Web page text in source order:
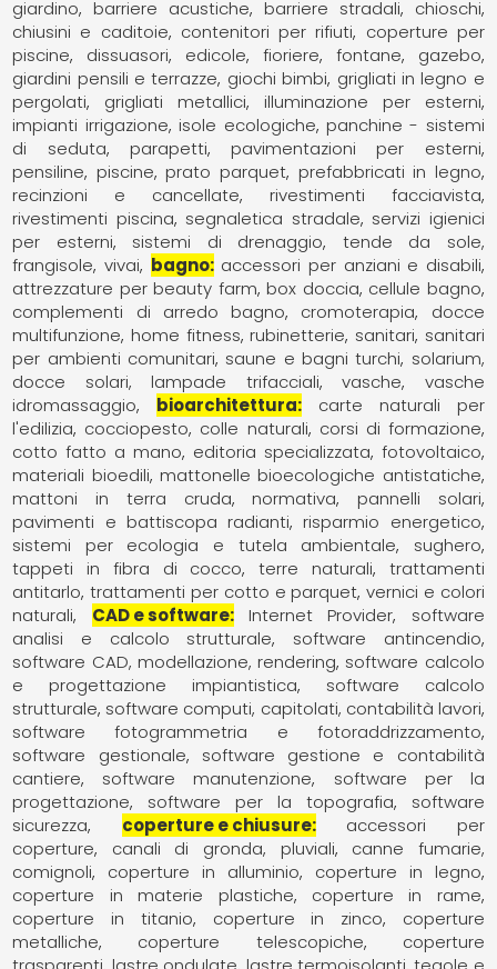
giardino barriere acustiche barriere stradali
chioschi
chiusini e caditoie
contenitori per rifiuti
coperture per
piscine
dissuasori edicole fioriere fontane
gazebo
giardini pensili e terrazze giochi bimbi grigliati in legno e
pergolati
grigliati metallici
illuminazione per esterni
impianti irrigazione isole ecologiche panchine - sistemi
di seduta
parapetti
pavimentazioni per esterni
pensiline piscine prato parquet prefabbricati in legno
recinzioni e cancellate
rivestimenti facciavista
rivestimenti piscina segnaletica stradale servizi igienici
per esterni
sistemi di drenaggio
tende da sole,
frangisole vivai bagno accessori per anziani e disabili
attrezzature per beauty farm box doccia cellule bagno
complementi di arredo bagno
cromoterapia
docce
multifunzione home fitness rubinetterie sanitari sanitari
per ambienti comunitari saune e bagni turchi solarium,
docce solari, lampade trifacciali
vasche
vasche
idromassaggio
bioarchitettura
carte naturali per
l'edilizia cocciopesto colle naturali corsi di formazione
cotto fatto a mano editoria specializzata fotovoltaico
materiali bioedili mattonelle bioecologiche antistatiche
mattoni in terra cruda
normativa
pannelli solari
pavimenti e battiscopa radianti risparmio energetico
sistemi per ecologia e tutela ambientale
sughero
tappeti in fibra di cocco
terre naturali
trattamenti
antitarlo trattamenti per cotto e parquet vernici e colori
naturali
CAD e software Internet Provider
software
analisi e calcolo strutturale
software antincendio
software CAD, modellazione, rendering software calcolo
e progettazione impiantistica
software calcolo
strutturale software computi, capitolati, contabilità lavori
software fotogrammetria e fotoraddrizzamento
software gestionale
software gestione e contabilità
cantiere
software manutenzione
software per la
progettazione
software per la topografia
software
sicurezza
coperture e chiusure
accessori per
coperture
canali di gronda, pluviali
canne fumarie,
comignoli
coperture in alluminio
coperture in legno
coperture in materie plastiche
coperture in rame
coperture in titanio
coperture in zinco
coperture
metalliche
coperture telescopiche
coperture